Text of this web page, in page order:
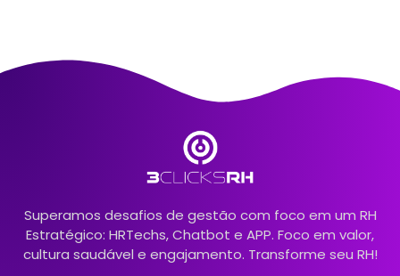
Superamos desafios de gestão com foco em um RH
Estratégico: HRTechs, Chatbot e APP. Foco em valor,
cultura saudável e engajamento. Transforme seu RH!